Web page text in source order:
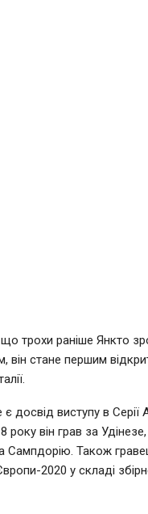
трохи раніше Янкто
він стане першим
досвід виступу в Серії
року він грав за
Сампдорію. Також
2020 у складі